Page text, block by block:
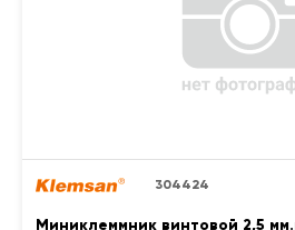
304424
Миниклеммник винтовой 2,5